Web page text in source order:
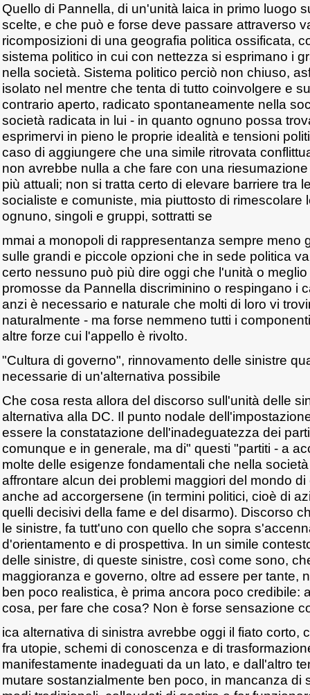
Quello di Pannella, di un'unità laica in primo luogo
scelte, e che può e forse deve passare attraverso
ricomposizioni di una geografia politica ossificata,
sistema politico in cui con nettezza si esprimano i
nella società. Sistema politico perciò non chiuso,
isolato nel mentre che tenta di tutto coinvolgere e
contrario aperto, radicato spontaneamente nella
società radicata in lui - in quanto ognuno possa
esprimervi in pieno le proprie idealità e tensioni
caso di aggiungere che una simile ritrovata
non avrebbe nulla a che fare con una
più attuali; non si tratta certo di elevare barriere tra
socialiste e comuniste, mia piuttosto di rimescolare
ognuno, singoli e gruppi, sottratti se
mmai a monopoli di rappresentanza sempre meno
sulle grandi e piccole opzioni che in sede politica
certo nessuno può più dire oggi che l'unità o
promosse da Pannella discriminino o respingano i
anzi è necessario e naturale che molti di loro vi
naturalmente - ma forse nemmeno tutti i
altre forze cui l'appello è rivolto.
"Cultura di governo", rinnovamento delle sinistre
necessarie di un'alternativa possibile
Che cosa resta allora del discorso sull'unità delle
alternativa alla DC. Il punto nodale
essere la constatazione dell'inadeguatezza dei
comunque e in generale, ma di" questi "partiti - a
molte delle esigenze fondamentali che nella
affrontare alcun dei problemi maggiori del mondo
anche ad accorgersene (in termini politici, cioè di
quelli decisivi della fame e del disarmo). Discorso
le sinistre, fa tutt'uno con quello che sopra
d'orientamento e di prospettiva. In un simile
delle sinistre, di queste sinistre, così come sono,
maggioranza e governo, oltre ad essere per tante,
ben poco realistica, è prima ancora poco credibile:
cosa, per fare che cosa? Non è forse sensazione
ica alternativa di sinistra avrebbe oggi il fiato corto,
fra utopie, schemi di conoscenza e di
manifestamente inadeguati da un lato, e dall'altro
mutare sostanzialmente ben poco, in mancanza di